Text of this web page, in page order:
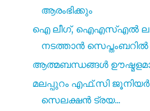
ആരംഭിക്കും
ഐ ലീഗ്, ഐഎസ്എൽ
നടത്താൻ സെപ്തംബറിൽ
ആത്മബന്ധങ്ങൾ
മലപ്പുറം എഫ്.സി ജൂനിയർ
സെലക്ഷൻ ട്രയ...